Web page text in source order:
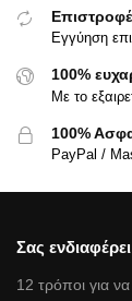
Εγγύηση
100%
Με το
100%
PayPal /
Σας ενδιαφέρει
12 τρόποι για